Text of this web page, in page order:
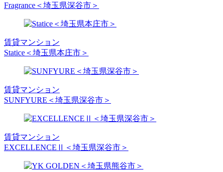
Fragrance＜埼玉県深谷市＞
賃貸マンション
Statice＜埼玉県本庄市＞
賃貸マンション
SUNFYURE＜埼玉県深谷市＞
賃貸マンション
EXCELLENCEⅡ＜埼玉県深谷市＞